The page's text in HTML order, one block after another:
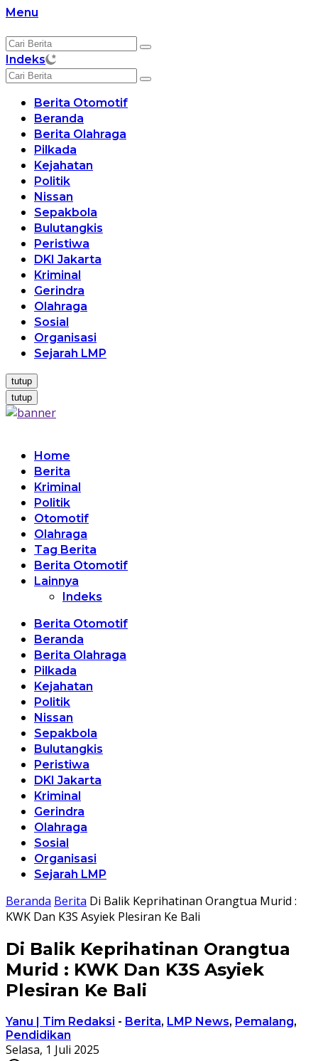
Langsung
konten
Menu
Indeks
Berita Otomotif
Beranda
Berita Olahraga
Pilkada
Kejahatan
Politik
Nissan
Sepakbola
Bulutangkis
Peristiwa
DKI Jakarta
Kriminal
Gerindra
Olahraga
Sosial
Organisasi
Sejarah LMP
tutup
tutup
Home
Berita
Kriminal
Politik
Otomotif
Olahraga
Tag Berita
Berita Otomotif
Lainnya
Indeks
Berita Otomotif
Beranda
Berita Olahraga
Pilkada
Kejahatan
Politik
Nissan
Sepakbola
Bulutangkis
Peristiwa
DKI Jakarta
Kriminal
Gerindra
Olahraga
Sosial
Organisasi
Sejarah LMP
Beranda Berita Di Balik Keprihatinan Orangtua Murid :
KWK Dan K3S Asyiek Plesiran Ke Bali
Di Balik Keprihatinan Orangtua
Murid : KWK Dan K3S Asyiek
Plesiran Ke Bali
Yanu | Tim Redaksi - Berita, LMP News, Pemalang,
Pendidikan
Selasa, 1 Juli 2025